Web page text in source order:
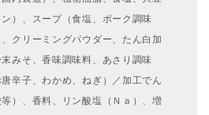
）、スープ（食塩、ポーク調味
クリーミングパウダー、たん白加
みそ、香味調味料、あさり調味
辛子、わかめ、ねぎ）／加工でん
）、香料、リン酸塩（Ｎａ）、増